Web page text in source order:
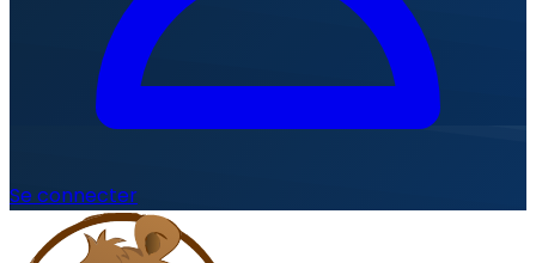
Se connecter